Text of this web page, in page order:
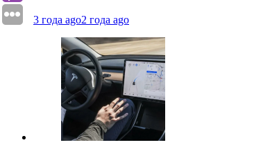
3 года ago2 года ago